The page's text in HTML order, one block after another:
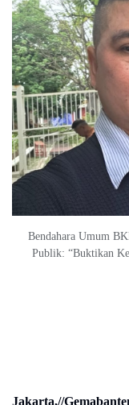
Bendahara Umum
Publik: “Buktikan
Jakarta,//